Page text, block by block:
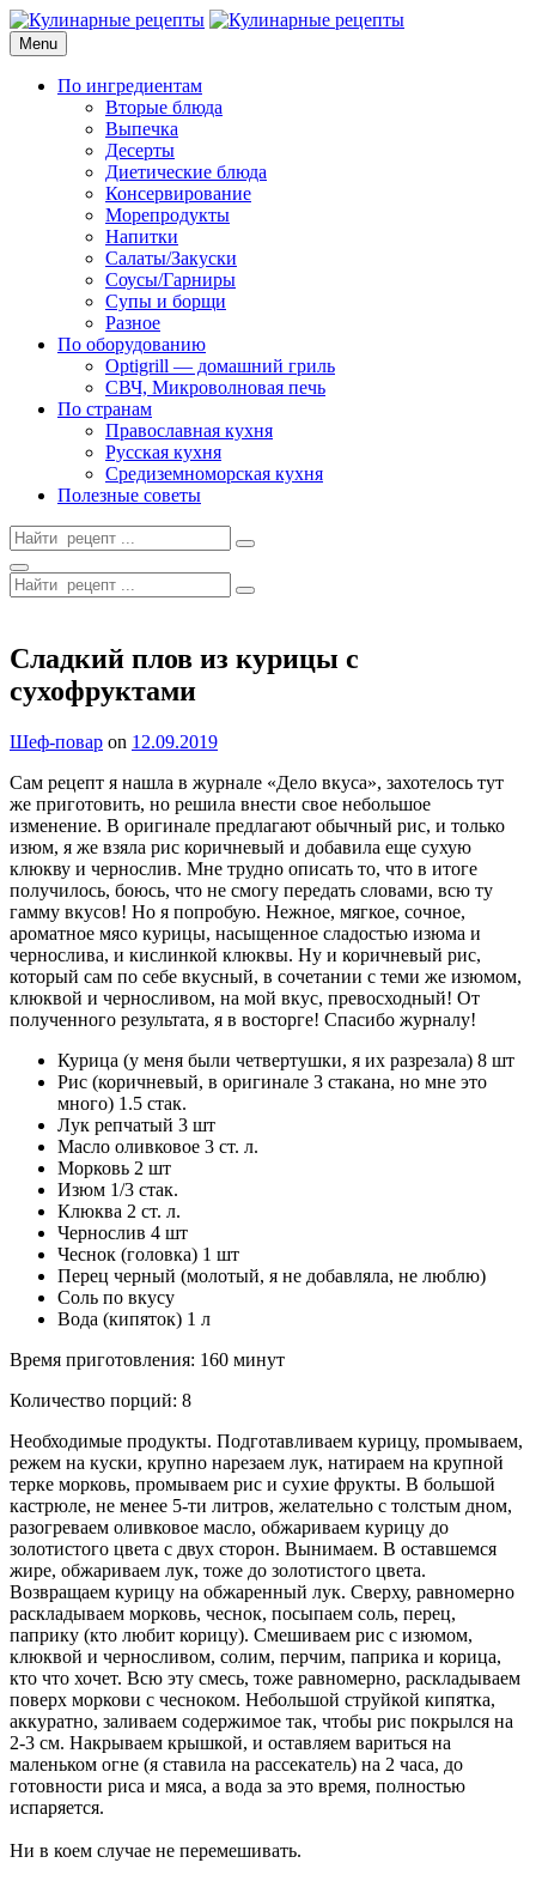
Skip
to
content
Кулинарные рецепты
для домашнего приготовления
Menu
По ингредиентам
Вторые блюда
Выпечка
Десерты
Диетические блюда
Консервирование
Морепродукты
Напитки
Салаты/Закуски
Соусы/Гарниры
Супы и борщи
Разное
По оборудованию
Optigrill — домашний гриль
СВЧ, Микроволновая печь
По странам
Православная кухня
Русская кухня
Средиземноморская кухня
Полезные советы
Search
for:
Search
Search
for:
Сладкий плов из курицы с
сухофруктами
By
Шеф-повар on 12.09.2019
Сам рецепт я нашла в журнале «Дело вкуса», захотелось тут
же приготовить, но решила внести свое небольшое
изменение. В оригинале предлагают обычный рис, и только
изюм, я же взяла рис коричневый и добавила еще сухую
клюкву и чернослив. Мне трудно описать то, что в итоге
получилось, боюсь, что не смогу передать словами, всю ту
гамму вкусов! Но я попробую. Нежное, мягкое, сочное,
ароматное мясо курицы, насыщенное сладостью изюма и
чернослива, и кислинкой клюквы. Ну и коричневый рис,
который сам по себе вкусный, в сочетании с теми же изюмом,
клюквой и черносливом, на мой вкус, превосходный! От
полученного результата, я в восторге! Спасибо журналу!
Курица (у меня были четвертушки, я их разрезала) 8 шт
Рис (коричневый, в оригинале 3 стакана, но мне это
много) 1.5 стак.
Лук репчатый 3 шт
Масло оливковое 3 ст. л.
Морковь 2 шт
Изюм 1/3 стак.
Клюква 2 ст. л.
Чернослив 4 шт
Чеснок (головка) 1 шт
Перец черный (молотый, я не добавляла, не люблю)
Соль по вкусу
Вода (кипяток) 1 л
Время приготовления: 160 минут
Количество порций: 8
Необходимые продукты. Подготавливаем курицу, промываем,
режем на куски, крупно нарезаем лук, натираем на крупной
терке морковь, промываем рис и сухие фрукты. В большой
кастрюле, не менее 5-ти литров, желательно с толстым дном,
разогреваем оливковое масло, обжариваем курицу до
золотистого цвета с двух сторон. Вынимаем. В оставшемся
жире, обжариваем лук, тоже до золотистого цвета.
Возвращаем курицу на обжаренный лук. Сверху, равномерно
раскладываем морковь, чеснок, посыпаем соль, перец,
паприку (кто любит корицу). Смешиваем рис с изюмом,
клюквой и черносливом, солим, перчим, паприка и корица,
кто что хочет. Всю эту смесь, тоже равномерно, раскладываем
поверх моркови с чесноком. Небольшой струйкой кипятка,
аккуратно, заливаем содержимое так, чтобы рис покрылся на
2-3 см. Накрываем крышкой, и оставляем вариться на
маленьком огне (я ставила на рассекатель) на 2 часа, до
готовности риса и мяса, а вода за это время, полностью
испаряется.
Ни в коем случае не перемешивать.